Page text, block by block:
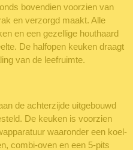
bovendien voorzien van
en verzorgd maakt. Alle
en een gezellige houthaard
De halfopen keuken draagt
van de leefruimte.
de achterzijde uitgebouwd
De keuken is voorzien
waaronder een koel-
combi-oven en een 5-pits